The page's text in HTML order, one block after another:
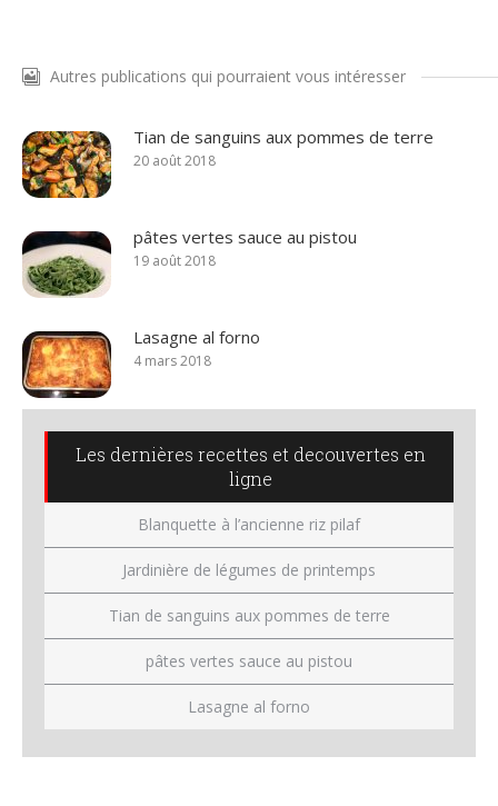
Autres publications qui pourraient vous intéresser
Tian de sanguins aux pommes de terre
20 août 2018
pâtes vertes sauce au pistou
19 août 2018
Lasagne al forno
4 mars 2018
Les dernières recettes et decouvertes en
ligne
Blanquette à l’ancienne riz pilaf
Jardinière de légumes de printemps
Tian de sanguins aux pommes de terre
pâtes vertes sauce au pistou
Lasagne al forno